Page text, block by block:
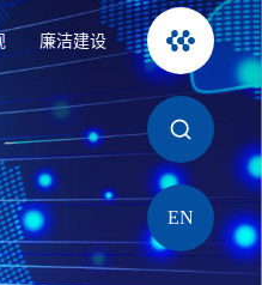
廉洁建设
EN